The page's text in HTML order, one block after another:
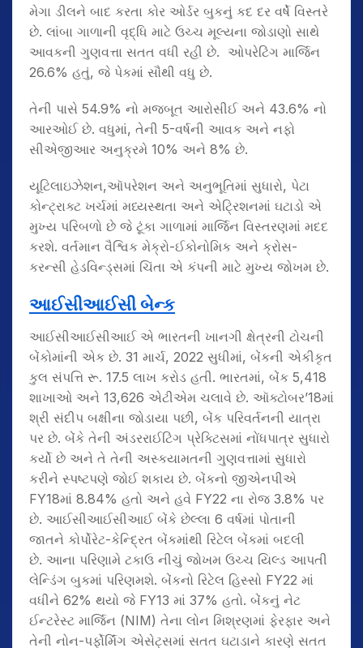
મેગા ડીલને બાદ કરતા કોર ઓર્ડર બુકનું કદ દર વર્ષે વિસ્તરે
છે. લાંબા ગાળાની વૃદ્ધિ માટે ઉચ્ચ મૂલ્યના જોડાણો સાથે
આવકની ગુણવત્તા સતત વધી રહી છે. ઓપરેટિંગ માર્જિન
26.6% હતું, જે પેકમાં સૌથી વધુ છે.
તેની પાસે 54.9% નો મજબૂત આરોસીઈ અને 43.6% નો
આરઓઈ છે. વધુમાં, તેની 5-વર્ષની આવક અને નફો
સીએજીઆર અનુક્રમે 10% અને 8% છે.
યૂટિલાઇઝેશન,ઑપરેશન અને અનુભૂતિમાં સુધારો, પેટા
કોન્ટ્રાક્ટ ખર્ચમાં મધ્યસ્થતા અને એટ્રિશનમાં ઘટાડો એ
મુખ્ય પરિબળો છે જે ટૂંકા ગાળામાં માર્જિન વિસ્તરણમાં મદદ
કરશે. વર્તમાન વૈશ્વિક મેક્રો-ઈકોનોમિક અને ક્રોસ-
કરન્સી હેડવિન્ડ્સમાં ચિંતા એ કંપની માટે મુખ્ય જોખમ છે.
આઈસીઆઈસી બેન્ક
આઈસીઆઈસીઆઈ એ ભારતની ખાનગી ક્ષેત્રની ટોચની
બેંકોમાંની એક છે. 31 માર્ચ, 2022 સુધીમાં, બેંકની એકીકૃત
કુલ સંપત્તિ રૂ. 17.5 લાખ કરોડ હતી. ભારતમાં, બેંક 5,418
શાખાઓ અને 13,626 એટીએમ ચલાવે છે. ઑક્ટોબર’18માં
શ્રી સંદીપ બક્ષીના જોડાયા પછી, બેંક પરિવર્તનની યાત્રા
પર છે. બેંકે તેની અંડરરાઈટિંગ પ્રેક્ટિસમાં નોંધપાત્ર સુધારો
કર્યો છે અને તે તેની અસ્કયામતની ગુણવત્તામાં સુધારો
કરીને સ્પષ્ટપણે જોઈ શકાય છે. બેંકનો જીએનપીએ
FY18માં 8.84% હતો અને હવે FY22 ના રોજ 3.8% પર
છે. આઈસીઆઈસીઆઈ બેંકે છેલ્લા 6 વર્ષમાં પોતાની
જાતને કોર્પોરેટ-કેન્દ્રિત બેંકમાંથી રિટેલ બેંકમાં બદલી
છે. આના પરિણામે ટકાઉ નીચું જોખમ ઉચ્ચ યિલ્ડ આપતી
લેન્ડિંગ બુકમાં પરિણમશે. બેંકનો રિટેલ હિસ્સો FY22 માં
વધીને 62% થયો જે FY13 માં 37% હતો. બેંકનું નેટ
ઈન્ટરેસ્ટ માર્જિન (NIM) તેના લોન મિશ્રણમાં ફેરફાર અને
તેની નોન-પર્ફોર્મિંગ એસેટ્સમાં સતત ઘટાડાને કારણે સતત